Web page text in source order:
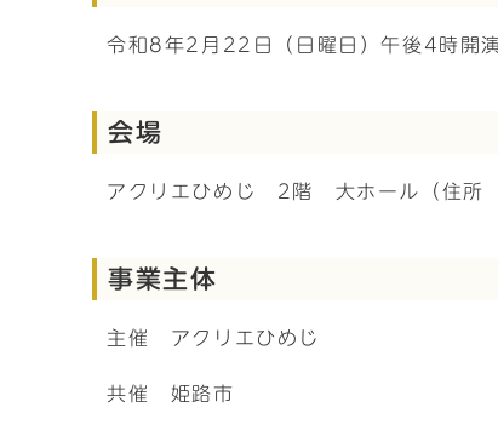
令和8年2月22日（日曜日）午後4時開
会場
アクリエひめじ 2階 大ホール（住所
事業主体
主催 アクリエひめじ
共催 姫路市